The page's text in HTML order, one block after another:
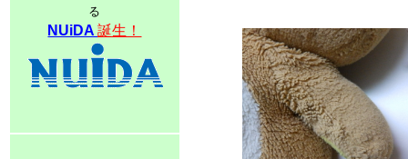
る
NUiDA誕生！